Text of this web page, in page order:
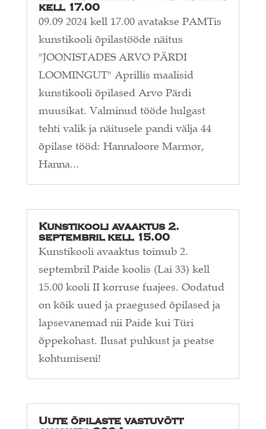
kell 17.00
09.09 2024 kell 17.00 avatakse PAMTis
kunstikooli õpilastööde näitus
"JOONISTADES ARVO PÄRDI
LOOMINGUT" Aprillis maalisid
kunstikooli õpilased Arvo Pärdi
muusikat. Valminud tööde hulgast
tehti valik ja näitusele pandi välja 44
õpilase tööd: Hannaloore Marmor,
Hanna...
Kunstikooli avaaktus 2.
septembril kell 15.00
Kunstikooli avaaktus toimub 2.
septembril Paide koolis (Lai 33) kell
15.00 kooli II korruse fuajees. Oodatud
on kõik uued ja praegused õpilased ja
lapsevanemad nii Paide kui Türi
õppekohast. Ilusat puhkust ja peatse
kohtumiseni!
Uute õpilaste vastuvõtt